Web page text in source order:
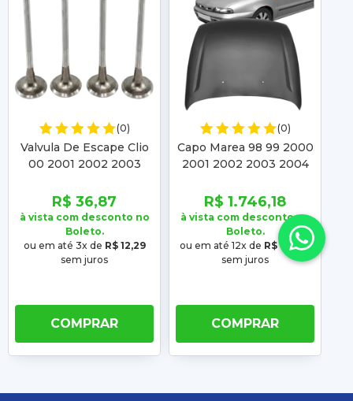
(0)
Valvula De Escape Clio
00 2001 2002 2003
Kangoo 2002 2003
2004 2005 2006 2007
R$ 36,87
à vista com desconto no
Boleto.
ou em até 3x de R$ 12,29
sem juros
COMPRAR
(0)
Capo Marea 98 99 2000
2001 2002 2003 2004
99 2000 2001 2002
2003
R$ 1.746,18
à vista com desconto no
Boleto.
ou em até 12x de R$ 145,52
sem juros
COMPRAR